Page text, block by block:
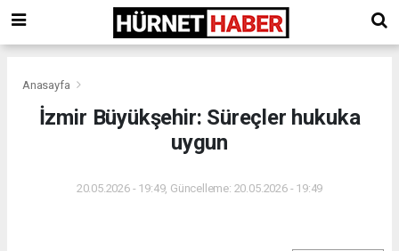
Anasayfa
İzmir Büyükşehir: Süreçler hukuka
uygun
20.05.2026 - 19:49, Güncelleme: 20.05.2026 - 19:49